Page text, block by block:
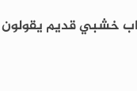
خشبي قديم يقولون